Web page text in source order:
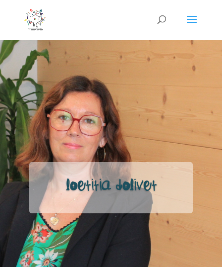
Loetitia Dolivet